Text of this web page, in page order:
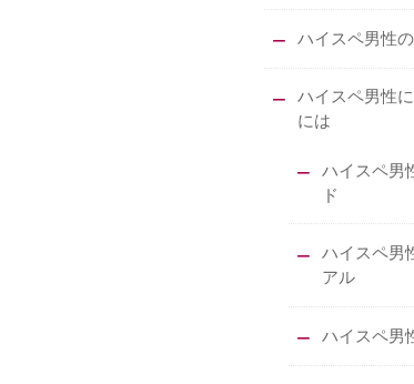
ハイスペ男性
ハイスペ男性
には
ハイスペ男
ド
ハイスペ男
アル
ハイスペ男